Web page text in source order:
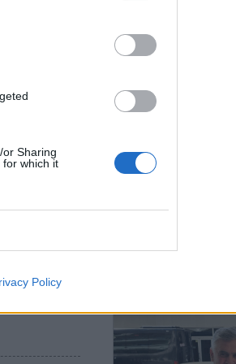
Sharing
which it
Policy
εφημερίδας
Φωτοσχόλιο